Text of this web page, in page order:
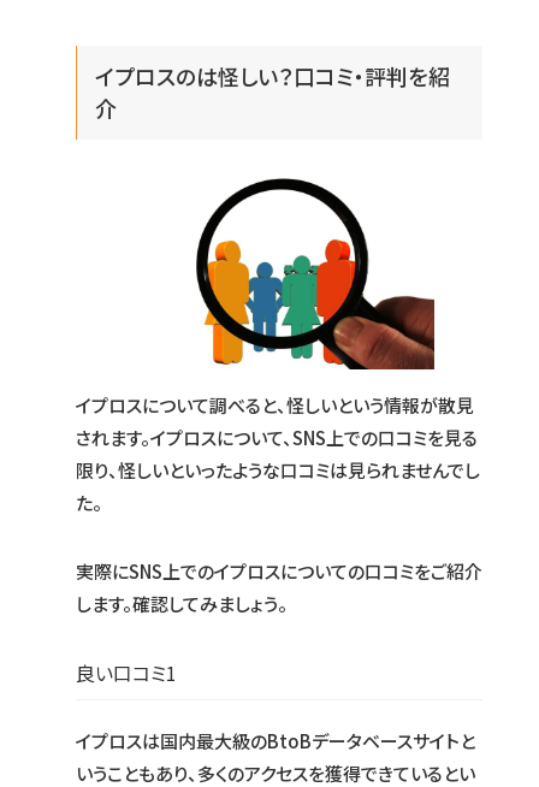
イプロスのは怪しい？口コミ・評判を紹
介
イプロスについて調べると、怪しいという情報が散見
されます。イプロスについて、SNS上での口コミを見る
限り、怪しいといったような口コミは見られませんでし
た。
実際にSNS上でのイプロスについての口コミをご紹介
します。確認してみましょう。
良い口コミ1
イプロスは国内最大級のBtoBデータベースサイトと
いうこともあり、多くのアクセスを獲得できているとい